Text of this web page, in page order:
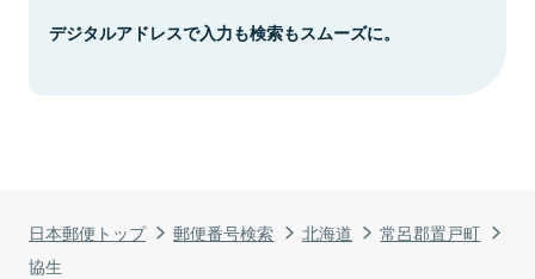
日本郵便トップ 郵便番号検索 北海道
常呂郡置戸町
協生
デジタルアドレスで入力も検索もスムーズに。